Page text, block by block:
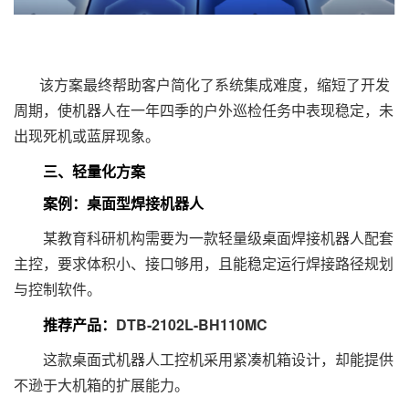
该方案最终帮助客户简化了系统集成难度，缩短了开发
周期，使机器人在一年四季的户外巡检任务中表现稳定，未
出现死机或蓝屏现象。
三、 轻量化方案
案例：桌面型焊接机器人
某教育科研机构需要为一款轻量级桌面焊接机器人配套
主控，要求体积小、接口够用，且能稳定运行焊接路径规划
与控制软件。
推荐产品： DTB-2102L-BH110MC
这款桌面式机器人工控机采用紧凑机箱设计，却能提供
不逊于大机箱的扩展能力。